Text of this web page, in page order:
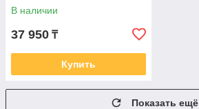
В наличии
37 950 ₸
Купить
Показать ещё